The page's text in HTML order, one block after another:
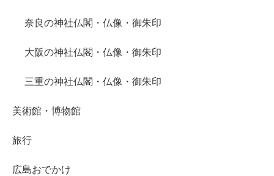
奈良の神社仏閣・仏像・御朱印
大阪の神社仏閣・仏像・御朱印
三重の神社仏閣・仏像・御朱印
美術館・博物館
旅行
広島おでかけ